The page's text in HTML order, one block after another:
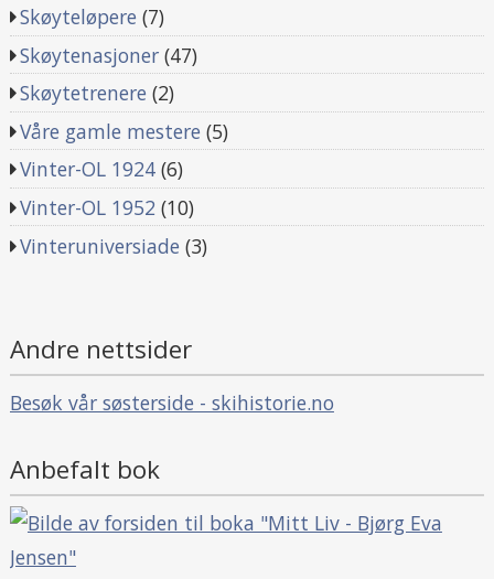
Skøyteløpere (7)
Skøytenasjoner (47)
Skøytetrenere (2)
Våre gamle mestere (5)
Vinter-OL 1924 (6)
Vinter-OL 1952 (10)
Vinteruniversiade (3)
Andre nettsider
Besøk vår søsterside - skihistorie.no
Anbefalt bok